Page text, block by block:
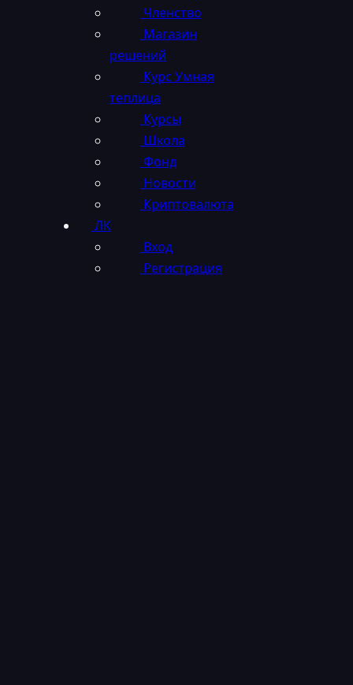
Членство
Магазин
решений
Курс Умная
теплица
Курсы
Школа
Фонд
Новости
Криптовалюта
ЛК
Вход
Регистрация